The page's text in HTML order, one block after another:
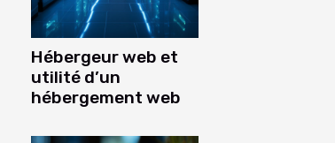
Hébergeur web et
utilité d’un
hébergement web